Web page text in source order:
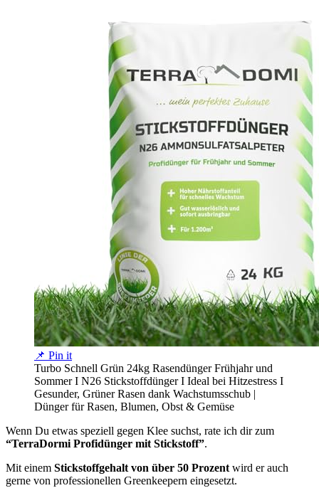
📌 Pin it
Turbo Schnell Grün 24kg Rasendünger Frühjahr und
Sommer I N26 Stickstoffdünger I Ideal bei Hitzestress I
Gesunder, Grüner Rasen dank Wachstumsschub |
Dünger für Rasen, Blumen, Obst & Gemüse
Wenn Du etwas speziell gegen Klee suchst, rate ich dir zum
“TerraDormi Profidünger mit Stickstoff”.
Mit einem Stickstoffgehalt von über 50 Prozent wird er auch
gerne von professionellen Greenkeepern eingesetzt.